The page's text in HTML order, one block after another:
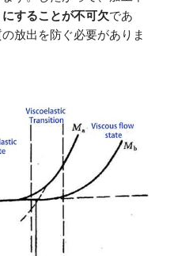
することが不可欠であ
放出を防ぐ必要がありま